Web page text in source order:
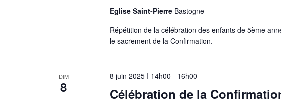
Eglise Saint-Pierre Bastogne
Répétition de la célébration des enfants de 5ème
le sacrement de la Confirmation.
DIM
8 Célébration de la
8 juin 2025 I 14h00 - 16h00